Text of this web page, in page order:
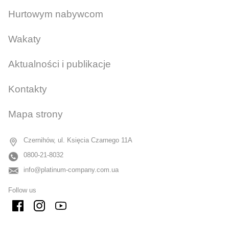
Hurtowym nabywcom
Wakaty
Aktualności i publikacje
Kontakty
Mapa strony
Czernihów, ul. Księcia Czarnego 11A
0800-21-8032
info@platinum-company.com.ua
Follow us